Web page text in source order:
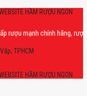
HẦM RƯỢU NGON
mạnh chính hãng, rượu
TPHCM
HẦM RƯỢU NGON